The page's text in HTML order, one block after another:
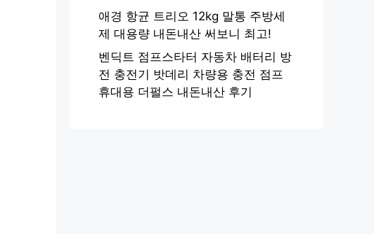
애경 항균 트리오 12kg 말통 주방세
제 대용량 내돈내산 써보니 최고!
벤딕트 점프스타터 자동차 배터리 방
전 충전기 밧데리 차량용 충전 점프
휴대용 더펄스 내돈내산 후기